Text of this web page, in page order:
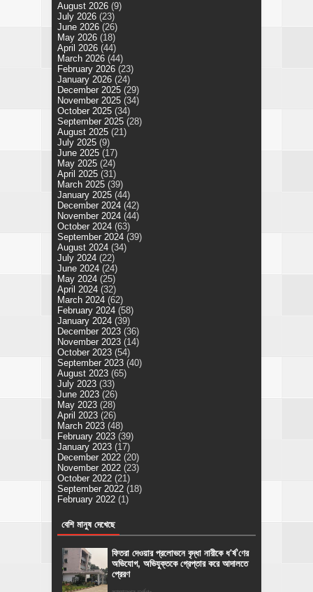
August 2026 (9)
July 2026 (23)
June 2026 (26)
May 2026 (18)
April 2026 (44)
March 2026 (44)
February 2026 (23)
January 2026 (24)
December 2025 (29)
November 2025 (34)
October 2025 (34)
September 2025 (28)
August 2025 (21)
July 2025 (9)
June 2025 (17)
May 2025 (24)
April 2025 (31)
March 2025 (39)
January 2025 (44)
December 2024 (42)
November 2024 (44)
October 2024 (63)
September 2024 (39)
August 2024 (34)
July 2024 (22)
June 2024 (24)
May 2024 (25)
April 2024 (32)
March 2024 (62)
February 2024 (58)
January 2024 (39)
December 2023 (36)
November 2023 (14)
October 2023 (54)
September 2023 (40)
August 2023 (65)
July 2023 (33)
June 2023 (26)
May 2023 (28)
April 2023 (26)
March 2023 (48)
February 2023 (39)
January 2023 (17)
December 2022 (20)
November 2022 (23)
October 2022 (21)
September 2022 (18)
February 2022 (1)
বেশি মানুষ দেখেছে
ফিতরা দেওয়ার প্রলোভনে বৃদ্ধা নারীকে ধ'র্ষ'ণের
অভিযোগ, অভিযুক্তকে গ্রেপ্তার করে আদালতে
প্রেরণ